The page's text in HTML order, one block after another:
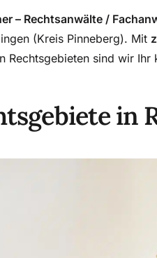
– Rechtsanwälte /
(Kreis Pinneberg). Mit
Rechtsgebieten sind wir
in